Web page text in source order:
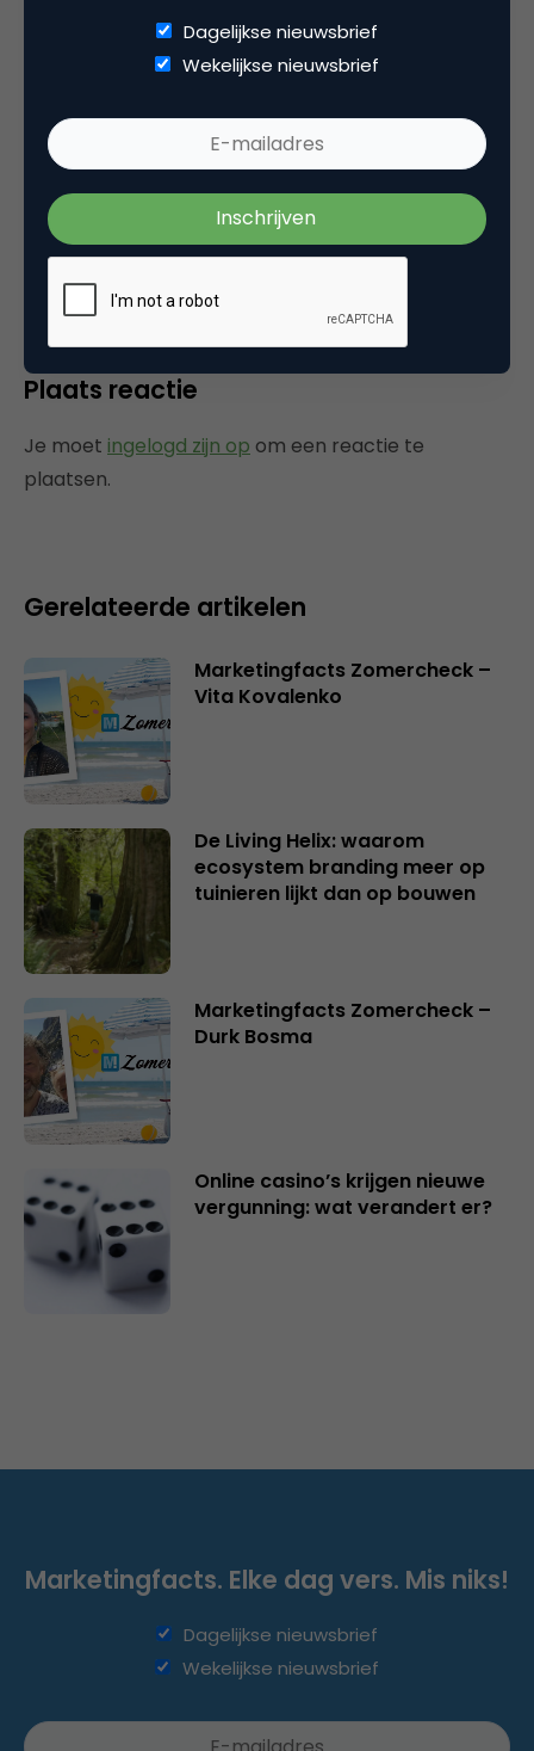
Categorie
Marketingstrategie Markt en Onderzoek
Tags
media, podcast
Plaats reactie
Je moet ingelogd zijn op om een reactie te
plaatsen.
Gerelateerde artikelen
Marketingfacts Zomercheck –
Vita Kovalenko
De Living Helix: waarom
ecosystem branding meer op
tuinieren lijkt dan op bouwen
Marketingfacts Zomercheck –
Durk Bosma
Online casino’s krijgen nieuwe
vergunning: wat verandert er?
Dagelijkse nieuwsbrief
Wekelijkse nieuwsbrief
Marketingfacts. Elke dag vers. Mis niks!
Dagelijkse nieuwsbrief
Wekelijkse nieuwsbrief